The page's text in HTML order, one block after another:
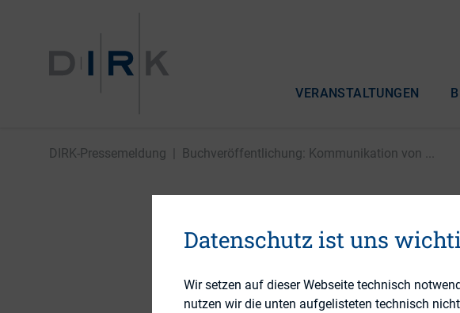
VERANSTALTUNGEN
DIRK-Pressemeldung Buchveröffentlichung: Kommunikation von ...
von
Datenschutz ist uns
Wir setzen auf dieser Webseite technisch
nutzen wir die unten aufgelisteten technisch